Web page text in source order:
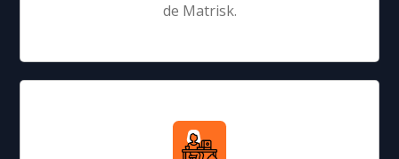
de Matrisk.